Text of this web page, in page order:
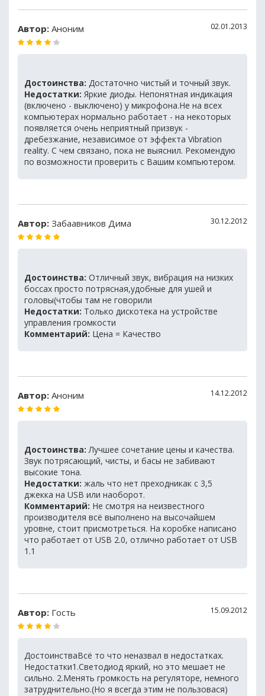
Автор: Аноним 02.01.2013
Достоинства: Достаточно чистый и точный звук.
Недостатки: Яркие диоды. Непонятная индикация
(включено - выключено) у микрофона.Не на всех
компьютерах нормально работает - на некоторых
появляется очень неприятный призвук -
дребезжание, независимое от эффекта Vibration
reality. С чем связано, пока не выяснил. Рекомендую
по возможности проверить с Вашим компьютером.
Автор: Забаавников Дима 30.12.2012
Достоинства: Отличный звук, вибрация на низких
боссах просто потрясная,удобные для ушей и
головы(чтобы там не говорили
Недостатки: Только дискотека на устройстве
управления громкости
Комментарий: Цена = Качество
Автор: Аноним 14.12.2012
Достоинства: Лучшее сочетание цены и качества.
Звук потрясающий, чисты, и басы не забивают
высокие тона.
Недостатки: жаль что нет преходникак с 3,5
джекка на USB или наоборот.
Комментарий: Не смотря на неизвестного
производителя всё выполнено на высочайшем
уровне, стоит присмотреться. На коробке написано
что работает от USB 2.0, отлично работает от USB
1.1
Автор: Гость 15.09.2012
ДостоинстваВсё то что неназвал в недостатках.
Недостатки1.Светодиод яркий, но это мешает не
сильно. 2.Менять громкость на регуляторе, немного
затруднительно.(Но я всегда этим не пользовася)